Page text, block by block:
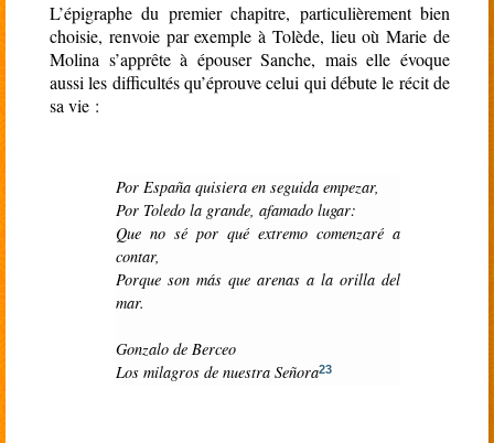
L’épigraphe du premier chapitre, particulièrement bien
choisie, renvoie par exemple à Tolède, lieu où Marie de
Molina s’apprête à épouser Sanche, mais elle évoque
aussi les difficultés qu’éprouve celui qui débute le récit de
sa vie :
Por España quisiera en seguida empezar,
Por Toledo la grande, afamado lugar:
Que no sé por qué extremo comenzaré a
contar,
Porque son más que arenas a la orilla del
mar.
Gonzalo de Berceo
Los milagros de nuestra Señora23